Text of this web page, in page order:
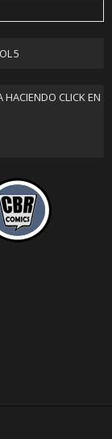
5
HACIENDO CLICK EN